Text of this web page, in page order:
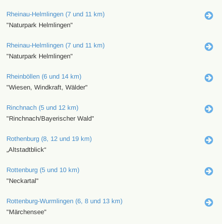
Rheinau-Helmlingen (7 und 11 km)
"Naturpark Helmlingen"
Rheinau-Helmlingen (7 und 11 km)
"Naturpark Helmlingen"
Rheinböllen (6 und 14 km)
"Wiesen, Windkraft, Wälder"
Rinchnach (5 und 12 km)
"Rinchnach/Bayerischer Wald"
Rothenburg (8, 12 und 19 km)
„Altstadtblick“
Rottenburg (5 und 10 km)
"Neckartal"
Rottenburg-Wurmlingen (6, 8 und 13 km)
"Märchensee"